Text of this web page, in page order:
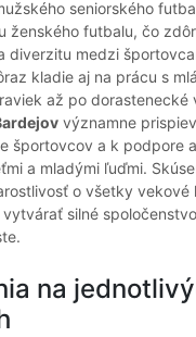
seniorského
ženského futbalu, čo
diverzitu medzi
kladie aj na prácu s
až po dorastenecké
významne
športovcov a k podpore
a mladými ľuďmi.
o všetky vekové
vytvárať silné
na